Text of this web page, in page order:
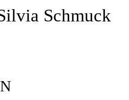
Schmuck